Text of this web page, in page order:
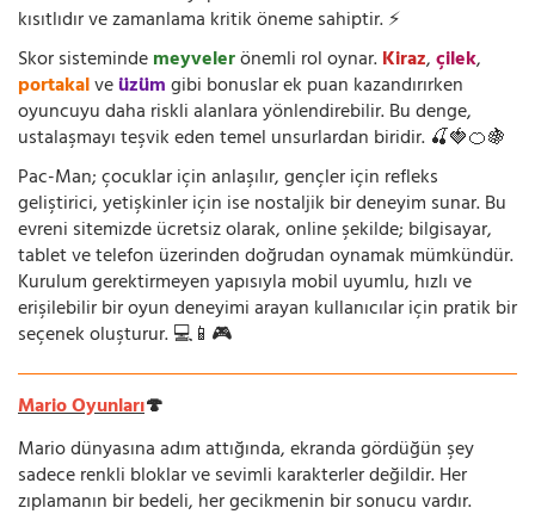
kısıtlıdır ve zamanlama kritik öneme sahiptir. ⚡
Skor sistemindemeyvelerönemli rol oynar.Kiraz,çilek,
portakalveüzümgibi bonuslar ek puan kazandırırken
oyuncuyu daha riskli alanlara yönlendirebilir. Bu denge,
ustalaşmayı teşvik eden temel unsurlardan biridir. 🍒🍓🍊🍇
Pac-Man; çocuklar için anlaşılır, gençler için refleks
geliştirici, yetişkinler için ise nostaljik bir deneyim sunar. Bu
evreni sitemizde ücretsiz olarak, online şekilde; bilgisayar,
tablet ve telefon üzerinden doğrudan oynamak mümkündür.
Kurulum gerektirmeyen yapısıyla mobil uyumlu, hızlı ve
erişilebilir bir oyun deneyimi arayan kullanıcılar için pratik bir
seçenek oluşturur. 💻📱🎮
Mario Oyunları🍄
Mario dünyasına adım attığında, ekranda gördüğün şey
sadece renkli bloklar ve sevimli karakterler değildir. Her
zıplamanın bir bedeli, her gecikmenin bir sonucu vardır.